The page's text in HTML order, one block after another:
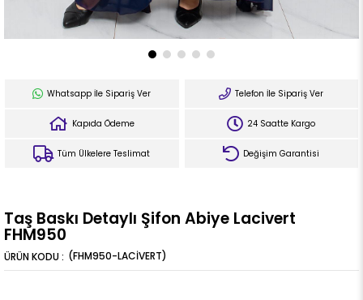
Whatsapp İle Sipariş Ver Telefon İle Sipariş Ver
Kapıda Ödeme 24 Saatte Kargo
Tüm Ülkelere Teslimat Değişim Garantisi
Taş Baskı Detaylı Şifon Abiye Lacivert
FHM950
(FHM950-LACİVERT)